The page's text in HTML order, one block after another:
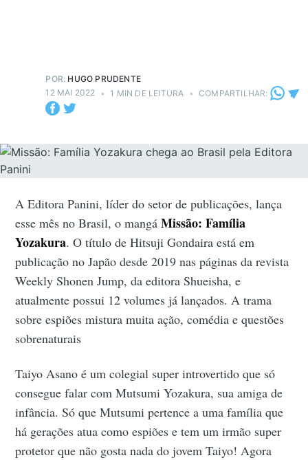
POR: HUGO PRUDENTE
12 MAI 2022 • 1 MIN DE LEITURA • COMPARTILHAR:
A Editora Panini, líder do setor de publicações, lança
esse mês no Brasil, o mangáMissão: Família
Yozakura. O título de Hitsuji Gondaira está em
publicação no Japão desde 2019 nas páginas da revista
Weekly Shonen Jump, da editora Shueisha, e
atualmente possui 12 volumes já lançados. A trama
sobre espiões mistura muita ação, comédia e questões
sobrenaturais
Taiyo Asano é um colegial super introvertido que só
consegue falar com Mutsumi Yozakura, sua amiga de
infância. Só que Mutsumi pertence a uma família que
há gerações atua como espiões e tem um irmão super
protetor que não gosta nada do jovem Taiyo! Agora